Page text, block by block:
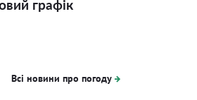
графік
Всі новини про погоду